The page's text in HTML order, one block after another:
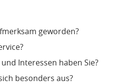
geworden?
Interessen haben Sie?
besonders aus?